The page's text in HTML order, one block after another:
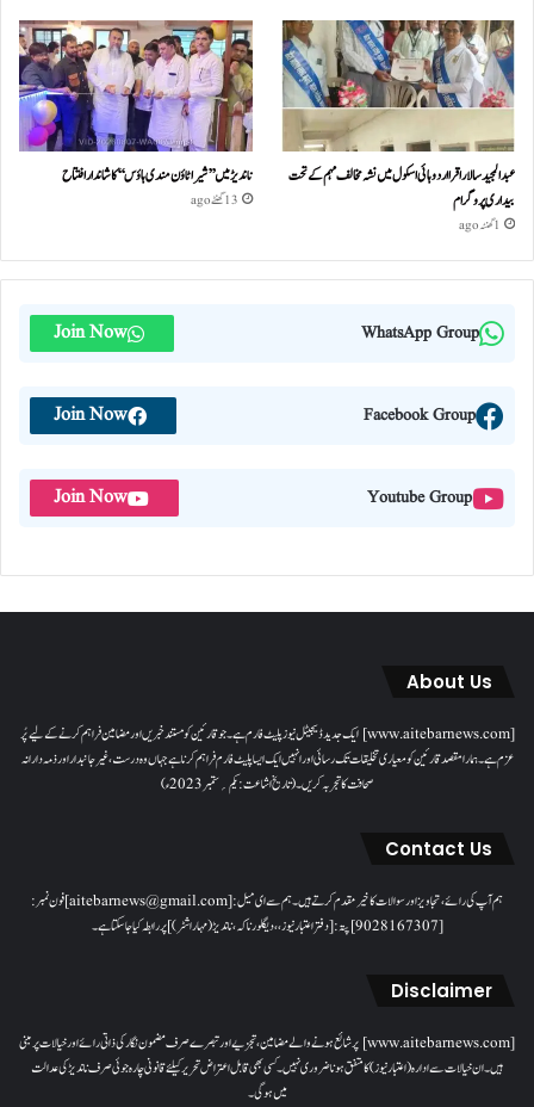
عبدالمجید سالار اقرا اردو ہائی اسکول میں نشہ مخالف مہم کے تحت
بیداری پروگرام
1 گھنٹہ ago
ناندیڑ میں ’’شیرا ٹاؤن مندی ہاؤس‘‘ کا شاندار افتتاح
13 گھنٹے ago
WhatsApp Group
Join Now
Facebook Group
Join Now
Youtube Group
Join Now
About Us
[www.aitebarnews.com] ایک جدید ڈیجیٹل نیوز پلیٹ فارم ہے۔ جو قارئین کو مستند خبریں اور مضامین فراہم کرنے کے لیے پُر
عزم ہے۔ ہمارا مقصدقارئین کو معیاری تخلیقات تک رسائی اور انہیں ایک ایسا پلیٹ فارم فراہم کرنا ہے جہاں وہ درست، غیر جانبدار اور ذمہ دارانہ
صحافت کا تجربہ کریں۔( تاریخ اشاعت : یکم؍ ستمبر 2023ء)
Contact Us
ہم آپ کی رائے، تجاویز اور سوالات کا خیرمقدم کرتے ہیں۔ ہم سےای میل: [aitebarnews@gmail.com]فون نمبر:
[9028167307]پتہ: [دفتر اعتبار نیوز، ، دیگلور ناکہ، ناندیڑ(مہاراشٹر) ] پر رابطہ کیا جاسکتا ہے۔
Disclaimer
[www.aitebarnews.com] پر شائع ہونے والے مضامین، تجزیے اور تبصرے صرف مضمون نگار کی ذاتی رائے اور خیالات پر مبنی
ہیں۔ ان خیالات سے ادارہ (اعتبار نیوز) کا متفق ہونا ضروری نہیں۔ کسی بھی قابل اعتراض تحریر کیلئے قانونی چارہ جوئی صرف ناندیڑ کی عدالت
میں ہوگی۔